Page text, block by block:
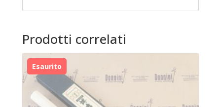
Prodotti correlati